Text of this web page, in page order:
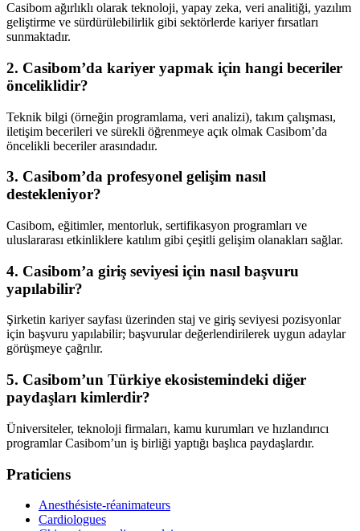
Casibom ağırlıklı olarak teknoloji, yapay zeka, veri analitiği, yazılım
geliştirme ve sürdürülebilirlik gibi sektörlerde kariyer fırsatları
sunmaktadır.
2. Casibom’da kariyer yapmak için hangi beceriler
önceliklidir?
Teknik bilgi (örneğin programlama, veri analizi), takım çalışması,
iletişim becerileri ve sürekli öğrenmeye açık olmak Casibom’da
öncelikli beceriler arasındadır.
3. Casibom’da profesyonel gelişim nasıl
destekleniyor?
Casibom, eğitimler, mentorluk, sertifikasyon programları ve
uluslararası etkinliklere katılım gibi çeşitli gelişim olanakları sağlar.
4. Casibom’a giriş seviyesi için nasıl başvuru
yapılabilir?
Şirketin kariyer sayfası üzerinden staj ve giriş seviyesi pozisyonlar
için başvuru yapılabilir; başvurular değerlendirilerek uygun adaylar
görüşmeye çağrılır.
5. Casibom’un Türkiye ekosistemindeki diğer
paydaşları kimlerdir?
Üniversiteler, teknoloji firmaları, kamu kurumları ve hızlandırıcı
programlar Casibom’un iş birliği yaptığı başlıca paydaşlardır.
Praticiens
Anesthésiste-réanimateurs
Cardiologues